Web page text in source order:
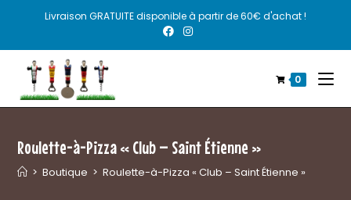
Livraison GRATUITE disponible à partir de 60€ d'achat !
0
Roulette-à-Pizza « Club – Saint Étienne »
> Boutique > Roulette-à-Pizza « Club – Saint Étienne »